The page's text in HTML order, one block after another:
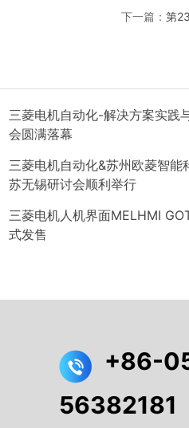
下一篇： 第
三菱电机自动化-解决方案实践
会圆满落幕
三菱电机自动化&苏州欧菱智
苏无锡研讨会顺利举行
三菱电机人机界面MELHMI
式发售
+86-
56382181